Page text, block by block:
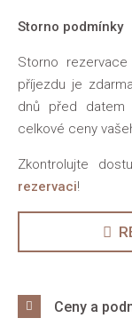
Storno podmínky
Storno
příjezdu je
dnů před datem
celkové ceny
Zkontrolujte
rezervaci!
Ceny a